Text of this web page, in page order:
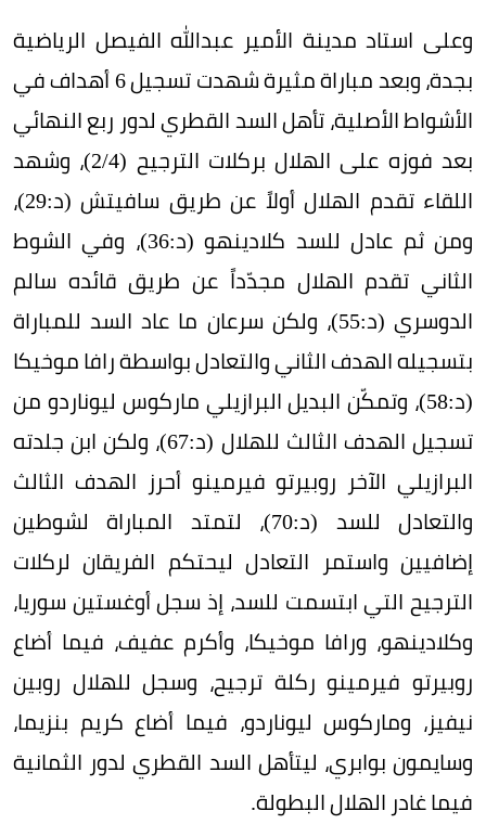
وعلى استاد مدينة الأمير عبدالله الفيصل الرياضية
بجدة، وبعد مباراة مثيرة شهدت تسجيل 6 أهداف في
الأشواط الأصلية، تأهل السد القطري لدور ربع النهائي
بعد فوزه على الهلال بركلات الترجيح (2/4)، وشهد
اللقاء تقدم الهلال أولاً عن طريق سافيتش (د:29)،
ومن ثم عادل للسد كلادينهو (د:36)، وفي الشوط
الثاني تقدم الهلال مجدّداً عن طريق قائده سالم
الدوسري (د:55)، ولكن سرعان ما عاد السد للمباراة
بتسجيله الهدف الثاني والتعادل بواسطة رافا موخيكا
(د:58)، وتمكّن البديل البرازيلي ماركوس ليوناردو من
تسجيل الهدف الثالث للهلال (د:67)، ولكن ابن جلدته
البرازيلي الآخر روبيرتو فيرمينو أحرز الهدف الثالث
والتعادل للسد (د:70)، لتمتد المباراة لشوطين
إضافيين واستمر التعادل ليحتكم الفريقان لركلات
الترجيح التي ابتسمت للسد، إذ سجل أوغستين سوريا،
وكلادينهو، ورافا موخيكا، وأكرم عفيف، فيما أضاع
روبيرتو فيرمينو ركلة ترجيح، وسجل للهلال روبين
نيفيز، وماركوس ليوناردو، فيما أضاع كريم بنزيما،
وسايمون بوابري، ليتأهل السد القطري لدور الثمانية
فيما غادر الهلال البطولة.